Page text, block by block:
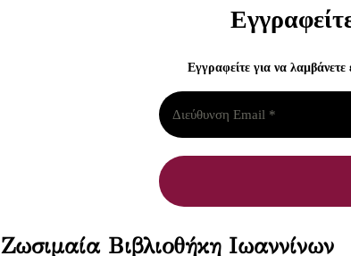
Εγγραφείτε για να λαμβάνετε
Ζωσιμαία Βιβλιοθήκη Ιωαννίνων​